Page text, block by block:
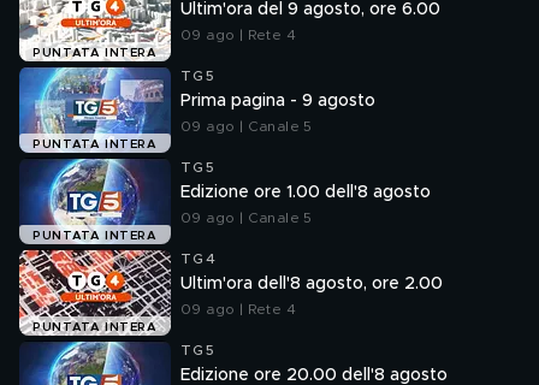
PUNTATA INTERA
Ultim'ora del 9 agosto, ore 6.00
09 ago | Rete 4
PUNTATA INTERA
TG5
Prima pagina - 9 agosto
09 ago | Canale 5
PUNTATA INTERA
TG5
Edizione ore 1.00 dell'8 agosto
09 ago | Canale 5
PUNTATA INTERA
TG4
Ultim'ora dell'8 agosto, ore 2.00
09 ago | Rete 4
TG5
Edizione ore 20.00 dell'8 agosto